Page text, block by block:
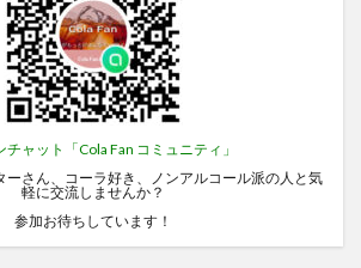
チャット「Cola Fan コミュニティ」
ーさん、コーラ好き、ノンアルコール派の人と気
軽に交流しませんか？
参加お待ちしています！